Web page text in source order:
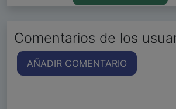
Comentarios de los
AÑADIR COMENTARIO